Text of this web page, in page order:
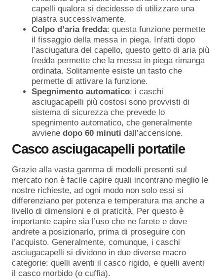
capelli qualora si decidesse di utilizzare una
piastra successivamente.
Colpo d’aria fredda: questa funzione permette
il fissaggio della messa in piega. Infatti dopo
l’asciugatura del capello, questo getto di aria più
fredda permette che la messa in piega rimanga
ordinata. Solitamente esiste un tasto che
permette di attivare la funzione.
Spegnimento automatico: i caschi
asciugacapelli più costosi sono provvisti di
sistema di sicurezza che prevede lo
spegnimento automatico, che generalmente
avviene dopo 60 minuti dall’accensione.
Casco asciugacapelli portatile
Grazie alla vasta gamma di modelli presenti sul
mercato non è facile capire quali incontrano meglio le
nostre richieste, ad ogni modo non solo essi si
differenziano per potenza e temperatura ma anche a
livello di dimensioni e di praticità. Per questo è
importante capire sia l’uso che ne farete e dove
andrete a posizionarlo, prima di proseguire con
l’acquisto. Generalmente, comunque, i caschi
asciugacapelli si dividono in due diverse macro
categorie: quelli aventi il casco rigido, e quelli aventi
il casco morbido (o cuffia).